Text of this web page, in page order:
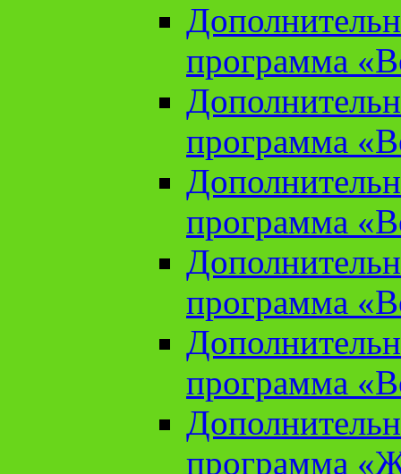
программа
программа
программа
программа
программа
программа